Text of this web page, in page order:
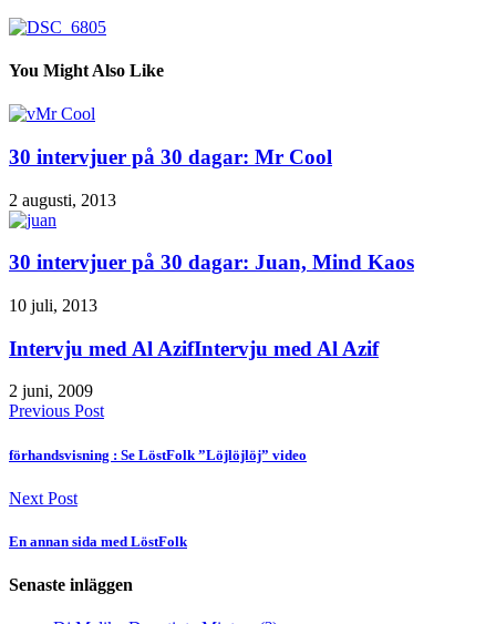
You Might Also Like
30 intervjuer på 30 dagar: Mr Cool
2 augusti, 2013
30 intervjuer på 30 dagar: Juan, Mind Kaos
10 juli, 2013
Intervju med Al AzifIntervju med Al Azif
2 juni, 2009
Previous Post
förhandsvisning : Se LöstFolk ”Löjlöjlöj” video
Next Post
En annan sida med LöstFolk
Senaste inläggen